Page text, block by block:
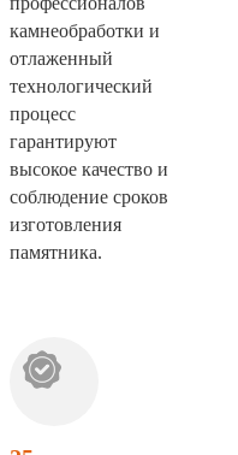
камнеобработки и
отлаженный
технологический
процесс
гарантируют
высокое качество и
соблюдение сроков
изготовления
памятника.